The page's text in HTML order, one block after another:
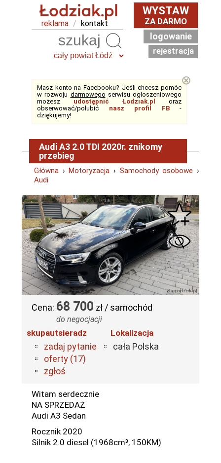
reklama / kontakt
WYSTAW
ZA DARMO
logowanie
rejestracja
Masz konto na Facebooku? Jeśli chcesz pomóc
w rozwoju darmowego serwisu ogłoszeniowego
możesz udostępnić Łodziak.pl
oraz
obserwować/polubić nasz profil FB-
dziękujemy!
⊗
Audi A3 2.0 TDI 2020r. znikomy
przebieg
Główna ›Motoryzacja › Samochody osobowe ›
Audi
Cena: 68 700 zł / samochód
do negocjacji
skupautsieradz
zadaj pytanie
oferty (17)
zgłoś
Lokalizacja
cała Polska
Witam serdecznie
NA SPRZEDAŻ
Audi A3 Sedan
Rocznik 2020
Silnik 2.0 diesel (1968cm³, 150KM)